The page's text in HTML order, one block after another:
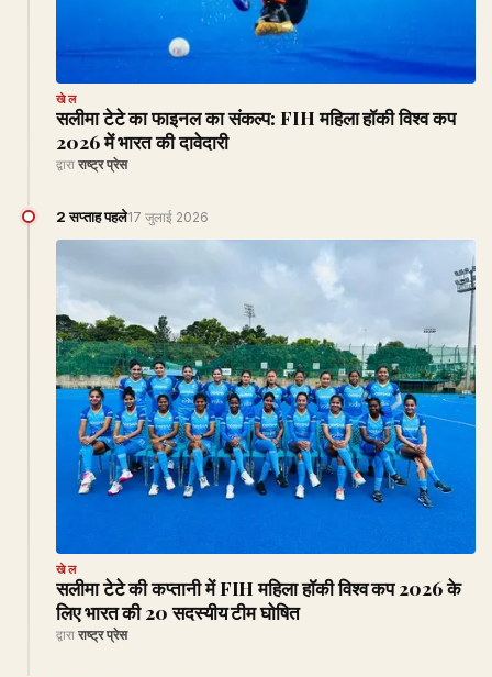
खेल
सलीमा टेटे का फाइनल का संकल्प: FIH महिला हॉकी विश्व कप
2026 में भारत की दावेदारी
द्वारा राष्ट्र प्रेस
2 सप्ताह पहले17 जुलाई 2026
खेल
सलीमा टेटे की कप्तानी में FIH महिला हॉकी विश्व कप 2026 के
लिए भारत की 20 सदस्यीय टीम घोषित
द्वारा राष्ट्र प्रेस